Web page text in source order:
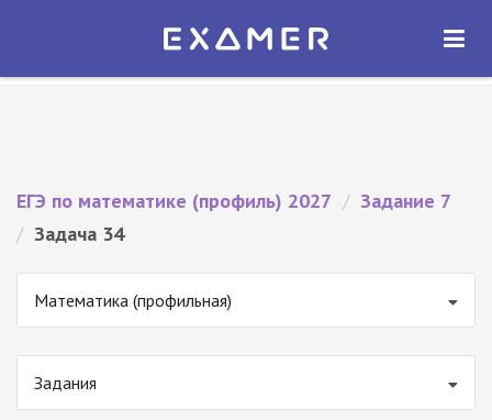
Экзамер — ЕГЭ 2027
ОТКРЫТЬ
ЕГЭ по математике (профиль) 2027 / Задание 7
/ Задача 34
Математика (профильная)
Задания